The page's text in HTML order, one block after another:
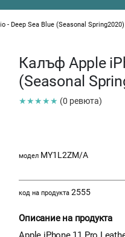
- Deep Sea Blue (Seasonal Spring2020)
Калъф Apple
(Seasonal
★★★★★ (0 ревюта)
модел MY1L2ZM/A
код на продукта 2555
Описание на продукта